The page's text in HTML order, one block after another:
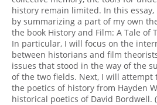
history remain limited. In this
by summarizing a part of my own
the book History and Film: A Tale of
In particular, I will focus on the
between historians and film
issues that stood in the way of the
of the two fields. Next, I will
the poetics of history from Hayden
historical poetics of David Bordwell.